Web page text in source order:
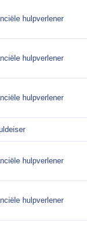
hulpverlener
hulpverlener
hulpverlener
hulpverlener
hulpverlener